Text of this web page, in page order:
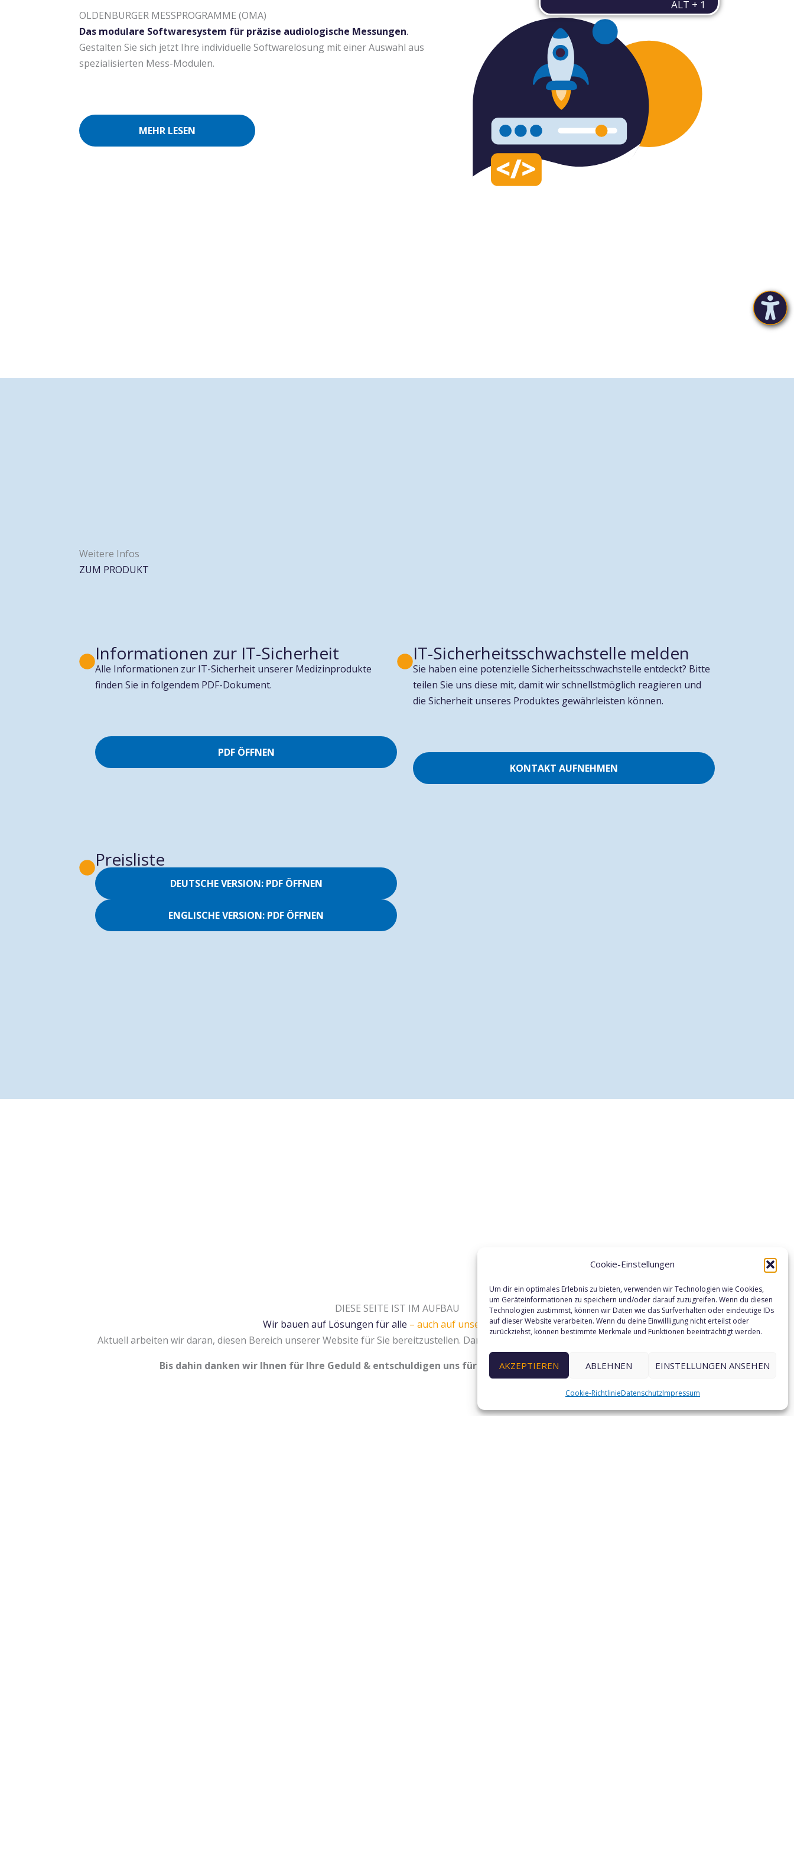
Cookie-Einstellungen
Um dir ein optimales Erlebnis zu bieten, verwenden wir Technologien wie Cookies,
um Geräteinformationen zu speichern und/oder darauf zuzugreifen. Wenn du diesen
Technologien zustimmst, können wir Daten wie das Surfverhalten oder eindeutige IDs
auf dieser Website verarbeiten. Wenn du deine Einwillligung nicht erteilst oder
zurückziehst, können bestimmte Merkmale und Funktionen beeinträchtigt werden.
AKZEPTIEREN ABLEHNEN EINSTELLUNGEN ANSEHEN
Cookie-RichtlinieDatenschutzImpressum
OLDENBURGER MESSPROGRAMME (OMA)
Das modulare Softwaresystem für präzise audiologische Messungen.
Gestalten Sie sich jetzt Ihre individuelle Softwarelösung mit einer Auswahl aus
spezialisierten Mess-Modulen.
MEHR LESEN
Weitere Infos
ZUM PRODUKT
Informationen zur IT-Sicherheit
Alle Informationen zur IT-Sicherheit unserer Medizinprodukte
finden Sie in folgendem PDF-Dokument.
PDF ÖFFNEN
IT-Sicherheitsschwachstelle melden
Sie haben eine potenzielle Sicherheitsschwachstelle entdeckt? Bitte
teilen Sie uns diese mit, damit wir schnellstmöglich reagieren und
die Sicherheit unseres Produktes gewährleisten können.
KONTAKT AUFNEHMEN
Preisliste
DEUTSCHE VERSION: PDF ÖFFNEN
ENGLISCHE VERSION: PDF ÖFFNEN
DIESE SEITE IST IM AUFBAU
Wir bauen auf Lösungen für alle – auch auf unserer Website
Aktuell arbeiten wir daran, diesen Bereich unserer Website für Sie bereitzustellen. Damit Sie bald noch schneller finden, was Sie suchen.
Bis dahin danken wir Ihnen für Ihre Geduld & entschuldigen uns für eventuelle Unannehmlichkeiten.